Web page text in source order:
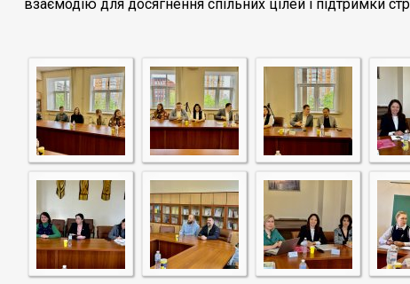
взаємодію для досягнення спільних цілей і підтримки